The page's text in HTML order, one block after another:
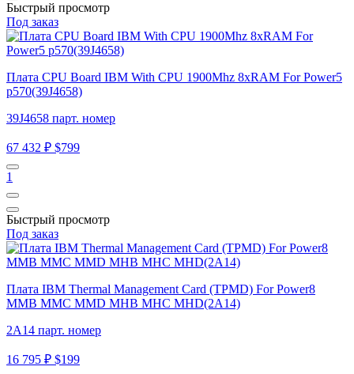
Быстрый просмотр
Под заказ
Плата CPU Board IBM With CPU 1900Mhz 8xRAM For Power5
p570(39J4658)
39J4658 парт. номер
67 432 ₽ $799
1
Быстрый просмотр
Под заказ
Плата IBM Thermal Management Card (TPMD) For Power8
MMB MMC MMD MHB MHC MHD(2A14)
2A14 парт. номер
16 795 ₽ $199